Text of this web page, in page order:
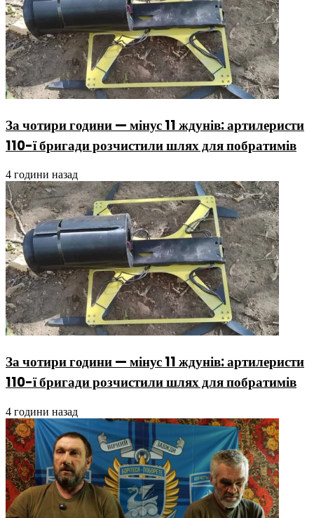
За чотири години — мінус 11 ждунів: артилеристи
110-ї бригади розчистили шлях для побратимів
4 години назад
За чотири години — мінус 11 ждунів: артилеристи
110-ї бригади розчистили шлях для побратимів
4 години назад